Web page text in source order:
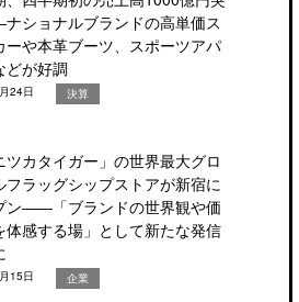
ショナルブランドの高単価ス
ーや本革ブーツ、スポーツアパ
どが好調
24日 決算
ツカタイガー」の世界最大グロ
フラッグシップストアが新宿に
ン――「ブランドの世界観や価
体感する場」として新たな発信
15日 企業